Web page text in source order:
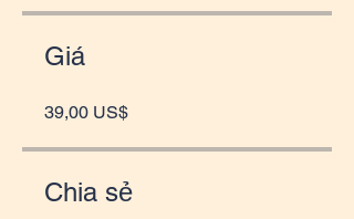
Giá
39,00 US$
Chia sẻ